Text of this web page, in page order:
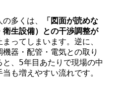
多くは、
「図面が読めな
生設備）との干渉調整が
まってしまいます。逆に、
器・配管・電気との取り
、5年目あたりで現場の中
も増えやすい流れです。